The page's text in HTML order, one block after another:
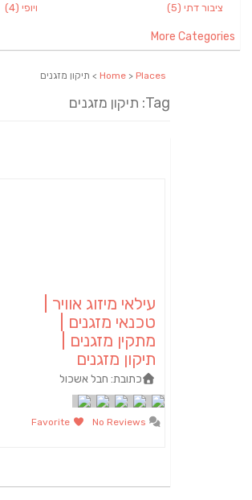
ציבור דתי (5)
ויופי (4)
More Categories
Home > Places > תיקון מזגנים
Tag: תיקון מזגנים
עילאי מיזוג אוויר |
טכנאי מזגנים |
מתקין מזגנים |
תיקון מזגנים
כתובת: חבל אשכול